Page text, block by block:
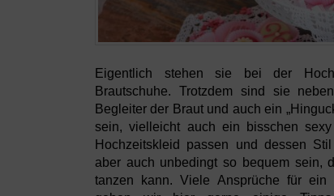
Eigentlich stehen sie bei der
Brautschuhe. Trotzdem sind sie
Begleiter der Braut und auch ein
sein, vielleicht auch ein bisschen
Hochzeitskleid passen und dessen
aber auch unbedingt so bequem sein,
tanzen kann. Viele Ansprüche für ein